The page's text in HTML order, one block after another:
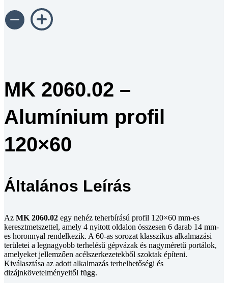
MK 2060.02 –
Alumínium profil
120×60
Általános Leírás
Az MK 2060.02 egy nehéz teherbírású profil 120×60 mm-es
keresztmetszettel, amely 4 nyitott oldalon összesen 6 darab 14 mm-
es horonnyal rendelkezik. A 60-as sorozat klasszikus alkalmazási
területei a legnagyobb terhelésű gépvázak és nagyméretű portálok,
amelyeket jellemzően acélszerkezetekből szoktak építeni.
Kiválasztása az adott alkalmazás terhelhetőségi és
dizájnkövetelményeitől függ.